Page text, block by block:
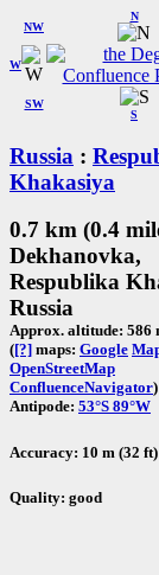
W
NW
N
SW
S
Russia :
Khakasiya
0.7 km (0.4
Dekhanovka,
Respublika
Russia
Approx. altitude: 586
([?] maps: Google
OpenStreetMap
ConfluenceNavigator)
Antipode: 53°S 89°W
Accuracy: 10 m (32 ft)
Quality: good